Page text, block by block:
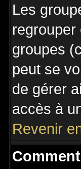
Les
regrouper
groupes
peut se
de gérer
accès à
Revenir